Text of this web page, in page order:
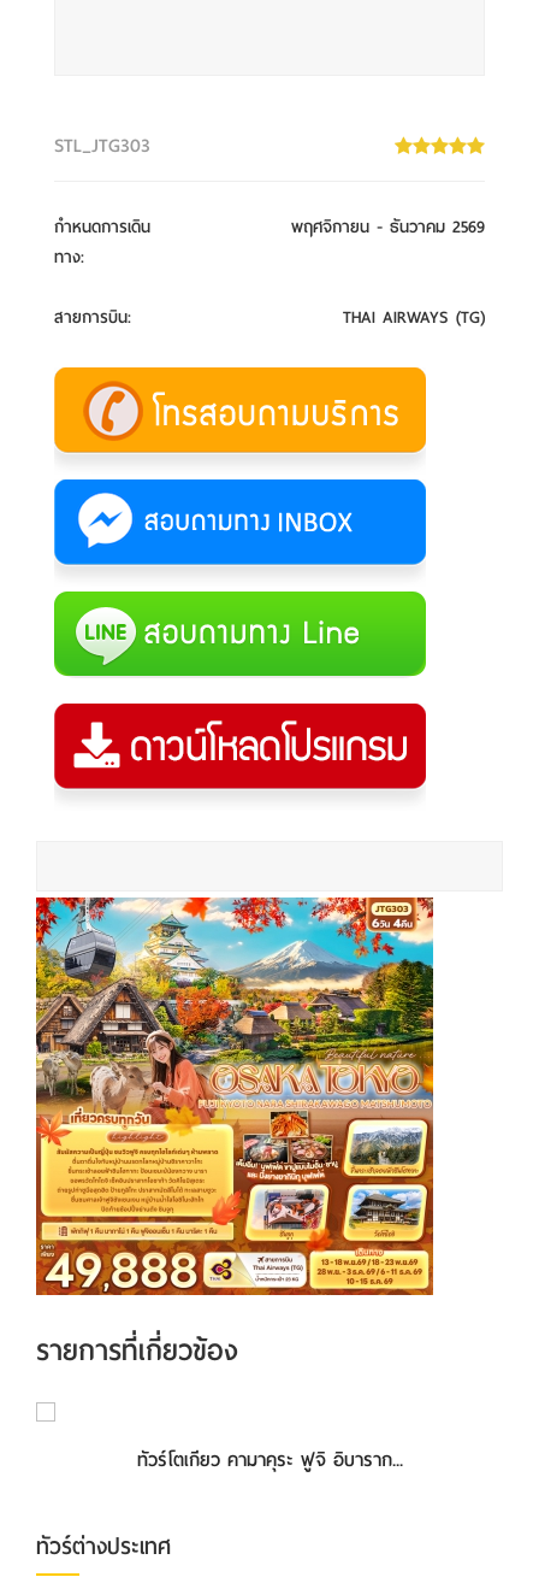
STL_JTG303
กำหนดการเดิน
ทาง:
พฤศจิกายน - ธันวาคม 2569
สายการบิน: THAI AIRWAYS (TG)
รายการที่เกี่ยวข้อง
ทัวร์โตเกียว คามาคุระ ฟูจิ อิบาราก...
ทัวร์ต่างประเทศ